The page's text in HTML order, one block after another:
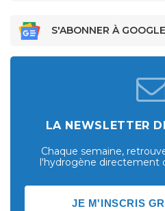
S'ABONNER À
LA NEWSLETTER
Chaque semaine,
l'hydrogène directement
JE M'INSCRIS